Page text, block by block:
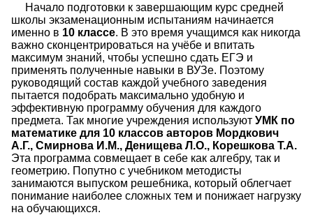
Начало подготовки к завершающим курс средней
школы экзаменационным испытаниям начинается
именно в 10 классе. В это время учащимся как никогда
важно сконцентрироваться на учёбе и впитать
максимум знаний, чтобы успешно сдать ЕГЭ и
применять полученные навыки в ВУЗе. Поэтому
руководящий состав каждой учебного заведения
пытается подобрать максимально удобную и
эффективную программу обучения для каждого
предмета. Так многие учреждения используют УМК по
математике для 10 классов авторов Мордкович
А.Г., Смирнова И.М., Денищева Л.О., Корешкова Т.А.
Эта программа совмещает в себе как алгебру, так и
геометрию. Попутно с учебником методисты
занимаются выпуском решебника, который облегчает
понимание наиболее сложных тем и понижает нагрузку
на обучающихся.